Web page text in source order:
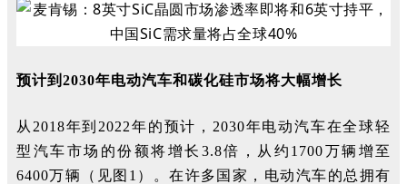
预计到2030年电动汽车和碳化硅市场将大幅增长
从2018年到2022年的预计，2030年电动汽车在全球轻
型汽车市场的份额将增长3.8倍，从约1700万辆增至
6400万辆（见图1）。在许多国家，电动汽车的总拥有